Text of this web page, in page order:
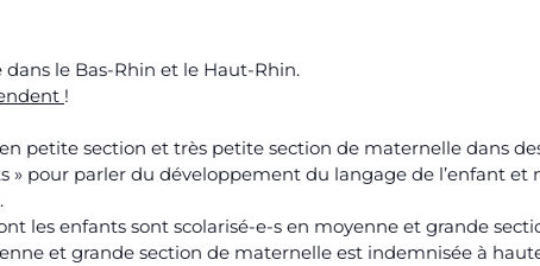
le Bas-Rhin et le Haut-Rhin.
!
petite section et très petite section de maternelle dans
» pour parler du développement du langage de l’enfant et
les enfants sont scolarisé-e-s en moyenne et grande
et grande section de maternelle est indemnisée à